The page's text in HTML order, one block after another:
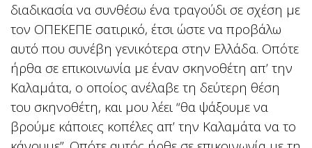
διαδικασία να συνθέσω ένα τραγούδι σε σχέση με
τον ΟΠΕΚΕΠΕ σατιρικό, έτσι ώστε να προβάλω
αυτό που συνέβη γενικότερα στην Ελλάδα. Οπότε
ήρθα σε επικοινωνία με έναν σκηνοθέτη απ’ την
Καλαμάτα, ο οποίος ανέλαβε τη δεύτερη θέση
του σκηνοθέτη, και μου λέει “θα ψάξουμε να
βρούμε κάποιες κοπέλες απ’ την Καλαμάτα να το